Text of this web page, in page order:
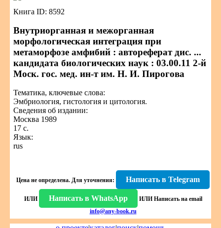
Книга ID: 8592
Внутриорганная и межорганная
морфологическая интеграция при
метаморфозе амфибий : автореферат дис. ...
кандидата биологических наук : 03.00.11 2-й
Моск. гос. мед. ин-т им. Н. И. Пирогова
Тематика, ключевые слова:
Эмбриология, гистология и цитология.
Сведения об издании:
Москва 1989
17 с.
Язык:
rus
Цена не определена. Для уточнения: Написать в Telegram
ИЛИ Написать в WhatsApp ИЛИ Написать на email
info@any-book.ru